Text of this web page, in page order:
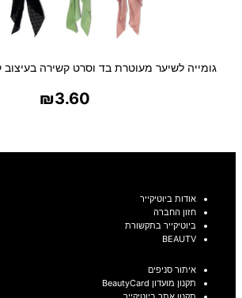
גומייה לשיער מעוטרת בד וסרט קשירה בעיצוב
₪3.60
אודות ביוטיקייר
חזון החברה
ביוטיקייר בתקשורת
BEAUTV
איתור סניפים
תקנון מועדון BeautyCard